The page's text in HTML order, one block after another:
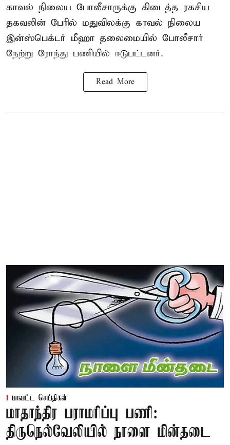
காவல் நிலைய போலீசாருக்கு கிடைத்த ரகசிய
தகவலின் பேரில் மதுவிலக்கு காவல் நிலைய
இன்ஸ்பெக்டர் மீஹா தலைமையில் போலீசார்
நேற்று ரோந்து பணியில் ஈடுபட்டனர்.
Read More
மாவட்ட செய்திகள்
மாதாந்திர பராமரிப்பு பணி:
திருநெல்வேலியில் நாளை மின்தடை